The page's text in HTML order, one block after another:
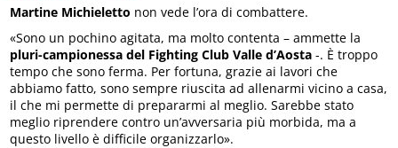
Martine Michieletto non vede l’ora di combattere.
«Sono un pochino agitata, ma molto contenta – ammette la
pluri-campionessa del Fighting Club Valle d’Aosta -. È troppo
tempo che sono ferma. Per fortuna, grazie ai lavori che
abbiamo fatto, sono sempre riuscita ad allenarmi vicino a casa,
il che mi permette di prepararmi al meglio. Sarebbe stato
meglio riprendere contro un’avversaria più morbida, ma a
questo livello è difficile organizzarlo».